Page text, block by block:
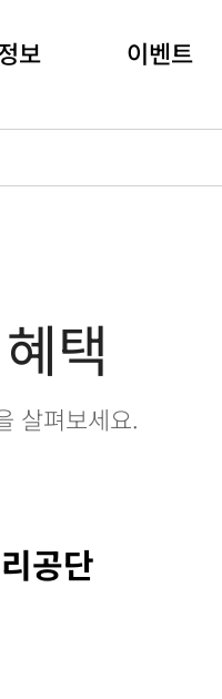
보 이벤트
택
살펴보세요.
공단